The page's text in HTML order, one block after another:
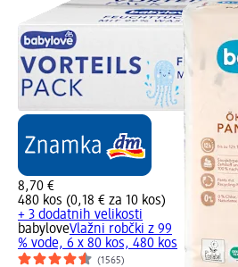
8,70 €
480 kos (0,18 € za 10 kos)
+ 3 dodatnih velikosti
babyloveVlažni robčki z 99
% vode, 6 x 80 kos, 480 kos
(1565)